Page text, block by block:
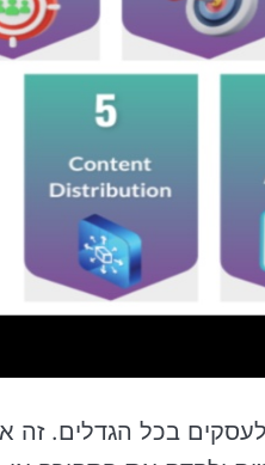
בכל הגדלים. זה